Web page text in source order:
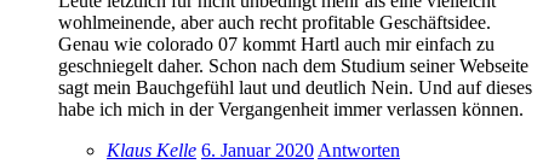
wohlmeinende, aber auch recht profitable Geschäftsidee.
Genau wie colorado 07 kommt Hartl auch mir einfach zu
geschniegelt daher. Schon nach dem Studium seiner Webseite
sagt mein Bauchgefühl laut und deutlich Nein. Und auf dieses
habe ich mich in der Vergangenheit immer verlassen können.
Klaus Kelle 6. Januar 2020 Antworten